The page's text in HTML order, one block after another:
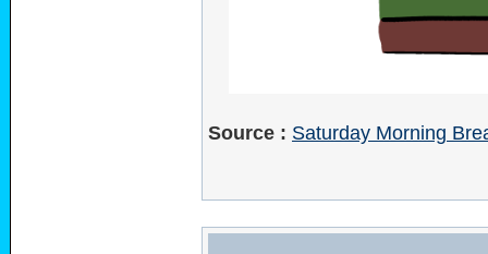
Source : Saturday Morning